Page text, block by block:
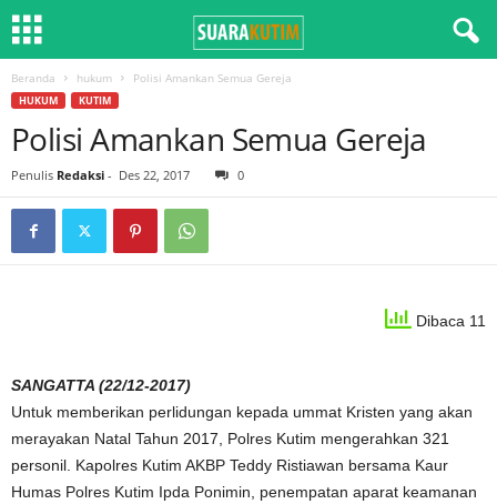
Beranda hukum Polisi Amankan Semua Gereja
HUKUM KUTIM
Polisi Amankan Semua Gereja
Penulis Redaksi - Des 22, 2017 0
Dibaca 11
SANGATTA (22/12-2017)
Untuk memberikan perlidungan kepada ummat Kristen yang akan
merayakan Natal Tahun 2017, Polres Kutim mengerahkan 321
personil. Kapolres Kutim AKBP Teddy Ristiawan bersama Kaur
Humas Polres Kutim Ipda Ponimin, penempatan aparat keamanan